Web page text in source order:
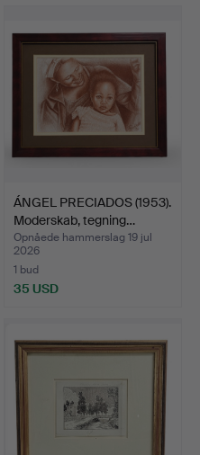
ÁNGEL PRECIADOS (1953).
Moderskab, tegning…
Opnåede hammerslag 19 jul
2026
1 bud
35 USD